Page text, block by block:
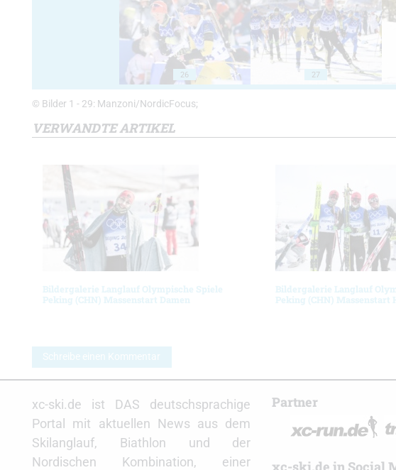
26 27
© Bilder 1 - 29: Manzoni/NordicFocus;
VERWANDTE ARTIKEL
Bildergalerie Langlauf Olympische Spiele
Peking (CHN) Massenstart Damen
Bildergalerie Langlauf
Peking (CHN) Massenstart
Schreibe einen Kommentar
xc-ski.de ist DAS deutschsprachige
Portal mit aktuellen News aus dem
Skilanglauf, Biathlon und der
Nordischen Kombination, einer
Partner
xc-ski.de in Social